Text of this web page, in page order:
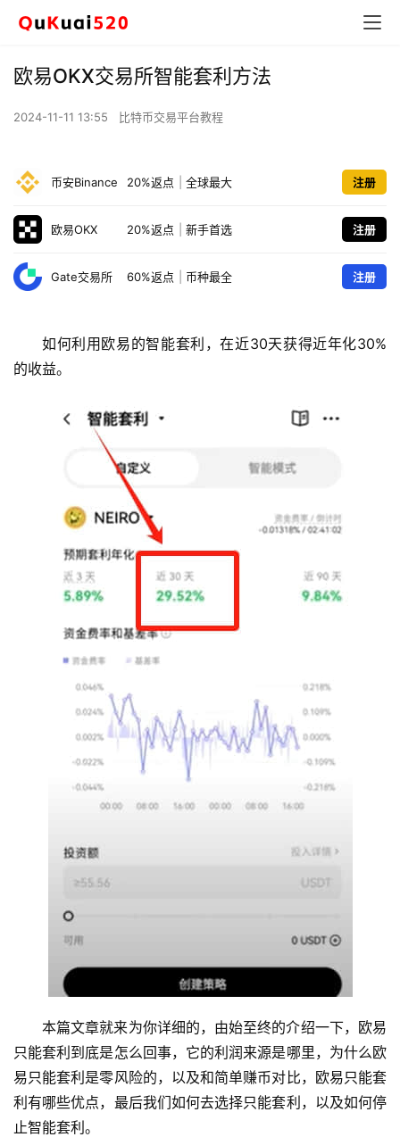
欧易OKX交易所智能套利方法
2024-11-11 13:55 比特币交易平台教程
币安Binance 20%返点 全球最大 注册
欧易OKX 20%返点 新手首选 注册
Gate交易所 60%返点 币种最全 注册
如何利用欧易的智能套利，在近30天获得近年化30%
的收益。
本篇文章就来为你详细的，由始至终的介绍一下，欧易
只能套利到底是怎么回事，它的利润来源是哪里，为什么欧
易只能套利是零风险的，以及和简单赚币对比，欧易只能套
利有哪些优点，最后我们如何去选择只能套利，以及如何停
止智能套利。